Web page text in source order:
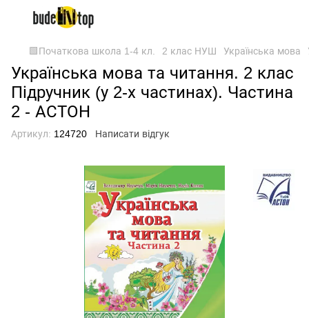
🟩Початкова школа 1-4 кл. 2 клас НУШ Українська мова
Українська мова та читання. 2 клас
Підручник (у 2-х частинах). Частина
2 - АСТОН
Артикул: 124720 Написати відгук